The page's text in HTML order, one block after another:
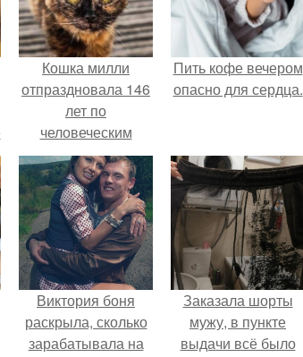
Кошка милли
отпраздновала 146
лет по
человеческим
Меркам и
претендует на
звание самой
старой в мире.
Пить кофе вечером
опасно для сердца.
Виктория боня
раскрыла, сколько
зарабатывала на
Заказала шорты
мужу, в пункте
выдачи всё было